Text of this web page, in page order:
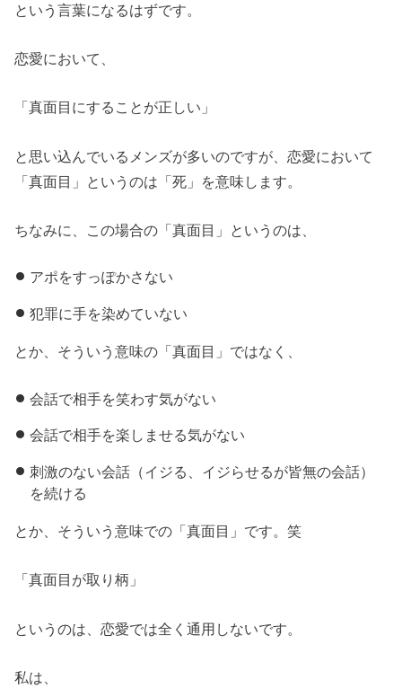
という言葉になるはずです。
恋愛において、
「真面目にすることが正しい」
と思い込んでいるメンズが多いのですが、恋愛において
「真面目」というのは「死」を意味します。
ちなみに、この場合の「真面目」というのは、
アポをすっぽかさない
犯罪に手を染めていない
とか、そういう意味の「真面目」ではなく、
会話で相手を笑わす気がない
会話で相手を楽しませる気がない
刺激のない会話（イジる、イジらせるが皆無の会話）
を続ける
とか、そういう意味での「真面目」です。笑
「真面目が取り柄」
というのは、恋愛では全く通用しないです。
私は、